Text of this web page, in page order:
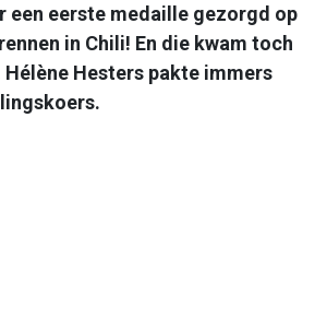
een eerste medaille gezorgd op
in Chili! En die kwam toch
Hesters pakte immers